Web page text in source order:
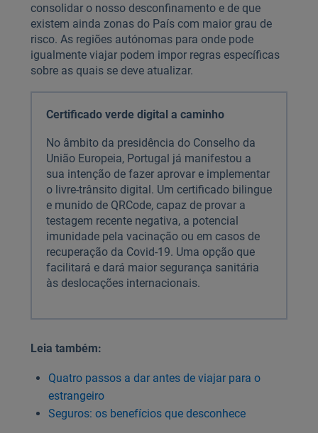
consolidar o nosso desconfinamento e de que
existem ainda zonas do País com maior grau de
risco. As regiões autónomas para onde pode
igualmente viajar podem impor regras específicas
sobre as quais se deve atualizar.
Certificado verde digital a caminho
No âmbito da presidência do Conselho da
União Europeia, Portugal já manifestou a
sua intenção de fazer aprovar e implementar
o livre-trânsito digital. Um certificado bilingue
e munido de QRCode, capaz de provar a
testagem recente negativa, a potencial
imunidade pela vacinação ou em casos de
recuperação da Covid-19. Uma opção que
facilitará e dará maior segurança sanitária
às deslocações internacionais.
Leia também:
Quatro passos a dar antes de viajar para o
estrangeiro
Seguros: os benefícios que desconhece